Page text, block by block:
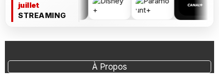
juillet
STREAMING
À Propos